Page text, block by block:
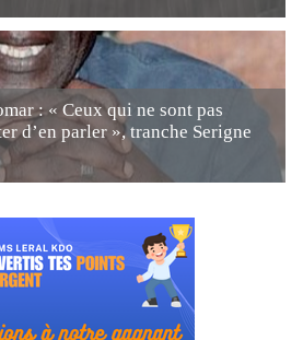
: « Ceux qui ne sont pas
d’en parler », tranche Serigne